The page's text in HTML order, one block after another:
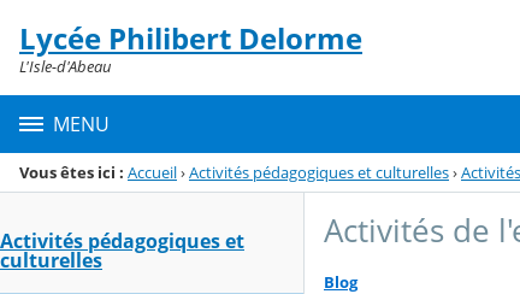
Menu de la rubrique
Contenu
Lycée Philibert Delorme
L'Isle-d'Abeau
MENU
Vous êtes ici : Accueil›Activités pédagogiques et culturelles›
Activités pédagogiques et
culturelles
Activités de
Blog